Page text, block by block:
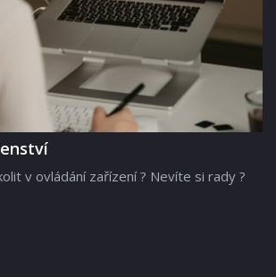
v ovládání zařízení ? Nevíte si rady ?